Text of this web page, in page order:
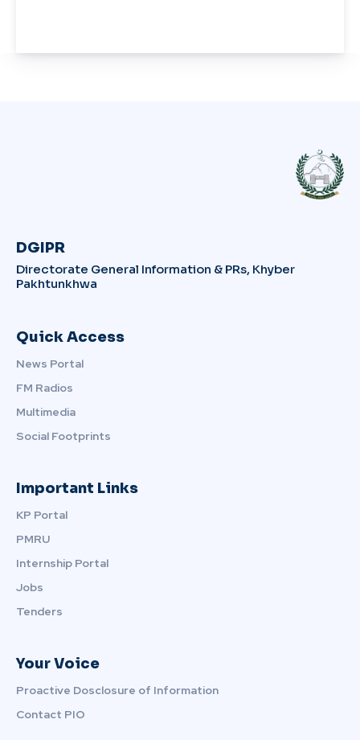
DGIPR
Directorate General Information & PRs, Khyber
Pakhtunkhwa
Quick Access
News Portal
FM Radios
Multimedia
Social Footprints
Important Links
KP Portal
PMRU
Internship Portal
Jobs
Tenders
Your Voice
Proactive Dosclosure of Information
Contact PIO